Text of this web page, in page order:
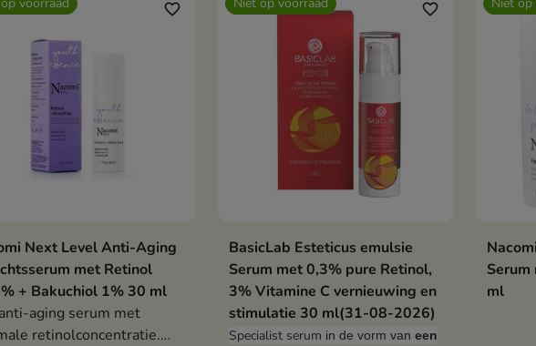
Bekijk details
favorite_border
Next Level Anti-Aging
met Retinol
+ Bakuchiol 1% 30 ml
aging serum met
retinolconcentratie.
Bekijk details
favorite_border
BasicLab Esteticus emulsie
Serum met 0,3% pure Retinol,
3% Vitamine C vernieuwing en
stimulatie 30 ml(31-08-2026)
Specialist serum in de vorm van een
ml